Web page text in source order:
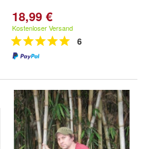
18,99 €
Kostenloser Versand
6